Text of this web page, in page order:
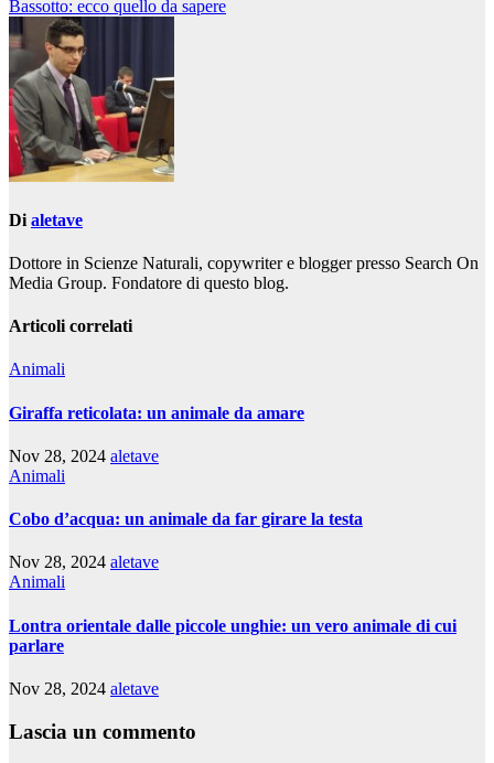
articoli
Bassotto: ecco quello da sapere
Di aletave
Dottore in Scienze Naturali, copywriter e blogger presso Search On
Media Group. Fondatore di questo blog.
Articoli correlati
Animali
Giraffa reticolata: un animale da amare
Nov 28, 2024 aletave
Animali
Cobo d’acqua: un animale da far girare la testa
Nov 28, 2024 aletave
Animali
Lontra orientale dalle piccole unghie: un vero animale di cui
parlare
Nov 28, 2024 aletave
Lascia un commento